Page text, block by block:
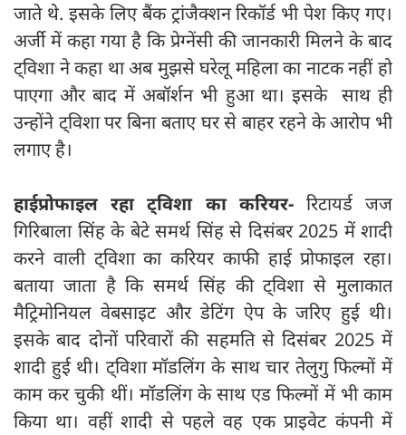
जाते थे. इसके लिए बैंक ट्रांजैक्शन रिकॉर्ड भी पेश किए गए।
अर्जी में कहा गया है कि प्रेग्नेंसी की जानकारी मिलने के बाद
ट्विशा ने कहा था अब मुझसे घरेलू महिला का नाटक नहीं हो
पाएगा और बाद में अबॉर्शन भी हुआ था। इसके साथ ही
उन्होंने ट्विशा पर बिना बताए घर से बाहर रहने के आरोप भी
लगाए है।
हाईप्रोफाइल रहा ट्विशा का करियर-रिटायर्ड जज
गिरिबाला सिंह के बेटे समर्थ सिंह से दिसंबर 2025 में शादी
करने वाली ट्विशा का करियर काफी हाई प्रोफाइल रहा।
बताया जाता है कि समर्थ सिंह की ट्विशा से मुलाकात
मैट्रिमोनियल वेबसाइट और डेटिंग ऐप के जरिए हुई थी।
इसके बाद दोनों परिवारों की सहमति से दिसंबर 2025 में
शादी हुई थी। ट्विशा मॉडलिंग के साथ चार तेलुगु फिल्मों में
काम कर चुकी थीं। मॉडलिंग के साथ एड फिल्मों में भी काम
किया था। वहीं शादी से पहले वह एक प्राइवेट कंपनी में